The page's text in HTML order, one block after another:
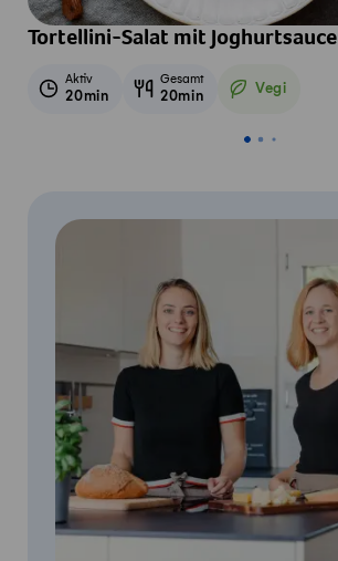
Tortellini-Salat mit Joghurtsauce
Aktiv
20min
Gesamt
20min Vegi
Vegetarisch